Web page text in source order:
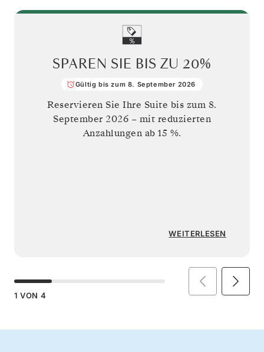
SPAREN SIE BIS ZU 20%
Gültig bis zum 8. September 2026
Reservieren Sie Ihre Suite bis zum 8.
September 2026 – mit reduzierten
Anzahlungen ab 15 %.
WEITERLESEN
1 VON 4